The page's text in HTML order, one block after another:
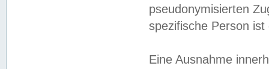
pseudonymisierten
spezifische Person
Eine Ausnahme